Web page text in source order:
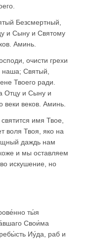
Безсмертный,
и Сыну и Святому
Аминь.
очисти грехи
наша; Святый,
Твоего ради.
Отцу и Сыну и
веков. Аминь.
имя Твое,
воля Твоя, яко на
даждь нам
и мы оставляем
искушение, но
ты́я
Свои́ма
Иу́да, раб и